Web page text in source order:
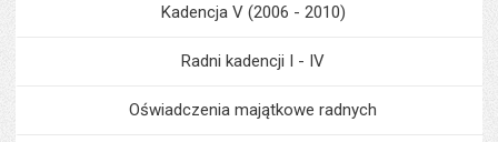
Kadencja V (2006 - 2010)
Radni kadencji I - IV
Oświadczenia majątkowe radnych